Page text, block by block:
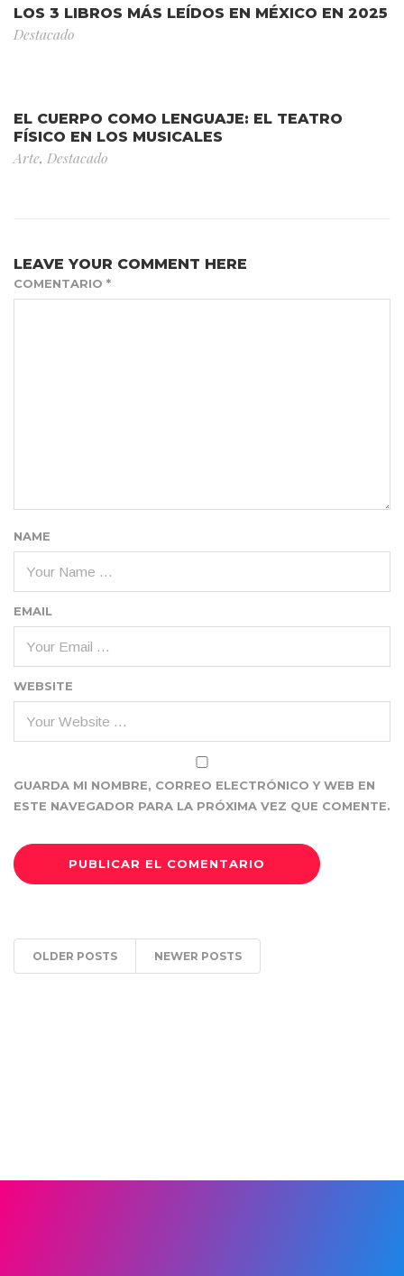
LOS 3 LIBROS MÁS LEÍDOS EN MÉXICO EN 2025
Destacado
EL CUERPO COMO LENGUAJE: EL TEATRO
FÍSICO EN LOS MUSICALES
Arte, Destacado
LEAVE YOUR COMMENT HERE
COMENTARIO *
NAME
EMAIL
WEBSITE
GUARDA MI NOMBRE, CORREO ELECTRÓNICO Y WEB EN
ESTE NAVEGADOR PARA LA PRÓXIMA VEZ QUE COMENTE.
OLDER POSTS NEWER POSTS